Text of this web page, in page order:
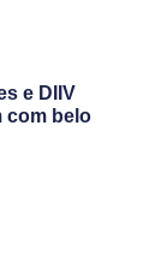
e DIIV
com belo